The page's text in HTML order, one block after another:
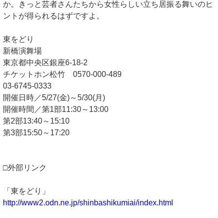
か。きっと芸者さんたちから女性らしい立ち居振る舞いのヒ
ントが得られるはずですよ。
東をどり
新橋演舞場
東京都中央区銀座6-18-2
チケットホン松竹 0570-000-489
03-6745-0333
開催日時／5/27(金)～5/30(月)
開催時間／第1部11:30～13:00
第2部13:40～15:10
第3部15:50～17:20
□外部リンク
「東をどり」
http://www2.odn.ne.jp/shinbashikumiai/index.html